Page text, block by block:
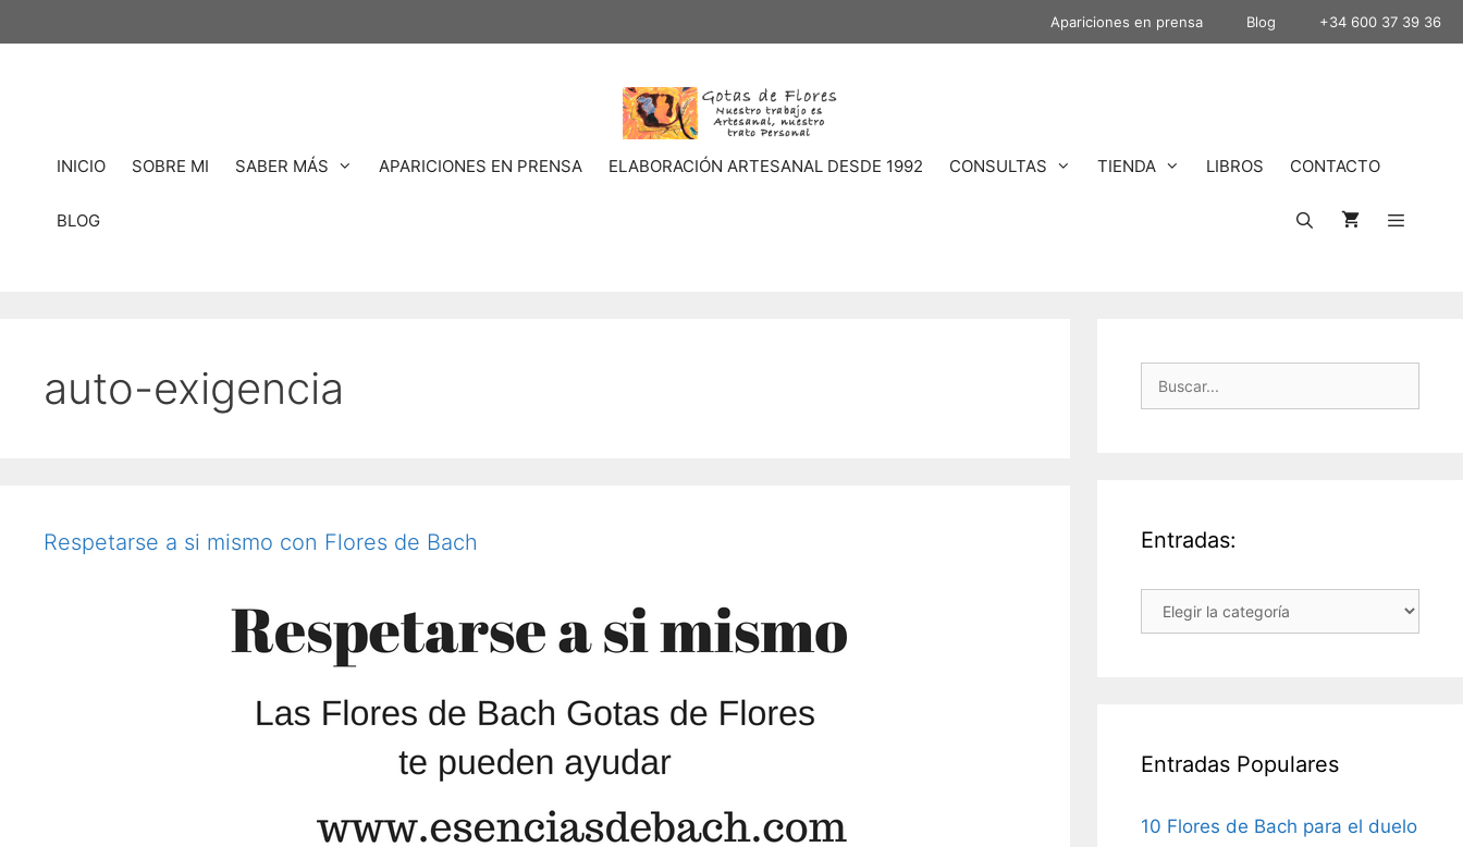
Apariciones en prensa Blog +34 600 37 39 36
INICIO SOBRE MI SABER MÁS APARICIONES EN PRENSA ELABORACIÓN ARTESANAL DESDE 1992 CONSULTAS TIENDA LIBROS CONTACTO
BLOG
auto-exigencia
Respetarse a si mismo con Flores de Bach
Buscar:
Entradas:
Entradas:
Entradas Populares
10 Flores de Bach para el duelo